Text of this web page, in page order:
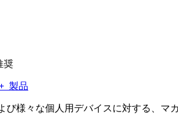
奨
製品
び様々な個人用デバイスに対する、マ